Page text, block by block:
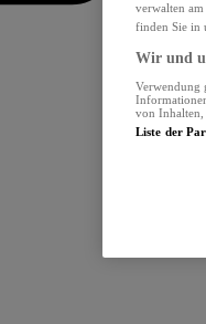
verwalten
finden Sie in
Wir und
Verwendung
von Inhalten,
Liste der